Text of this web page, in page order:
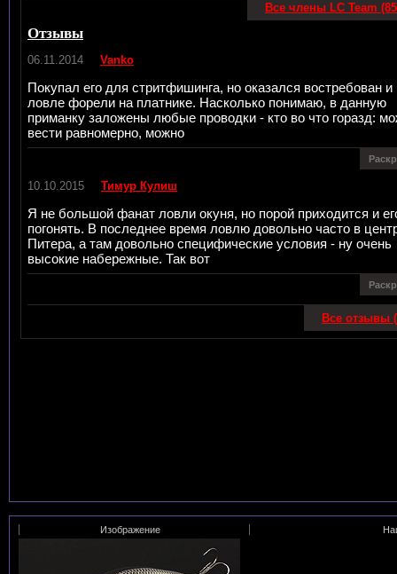
Все члены LC Team
Отзывы
06.11.2014 Vanko
Покупал его для стритфишинга, но оказался востребован и
ловле форели на платнике. Насколько понимаю, в данную
приманку заложены любые проводки - кто во что горазд:
вести равномерно, можно
10.10.2015 Тимур Кулиш
Я не большой фанат ловли окуня, но порой приходится и
погонять. В последнее время ловлю довольно часто в
Питера, а там довольно специфические условия - ну очень
высокие набережные. Так вот
Все отзывы
Изображение